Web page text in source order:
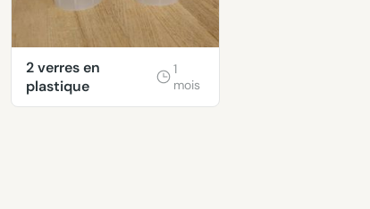
2 verres en
plastique
1
mois